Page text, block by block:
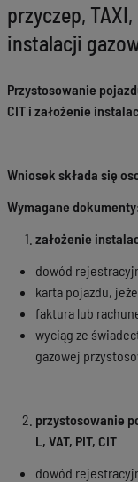
przyczep, TAXI,
instalacji
Przystosowanie
CIT i założenie
Wniosek składa się
Wymagane
założenie
dowód
karta pojazdu,
faktura lub
wyciąg ze
gazowej
przystosowanie
L, VAT, PIT, CIT
dowód